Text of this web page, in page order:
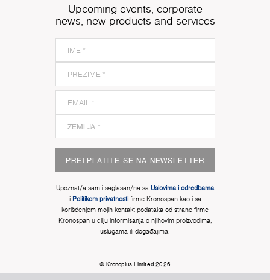
Upcoming events, corporate
news, new products and services
PRETPLATITE SE NA NEWSLETTER
Upoznat/a sam i saglasan/na sa Uslovima i odredbama
i Politikom privatnostifirme Kronospan kao i sa
korišćenjem mojih kontakt podataka od strane firme
Kronospan u cilju informisanja o njihovim proizvodima,
uslugama ili događajima.
© Kronoplus Limited 2026